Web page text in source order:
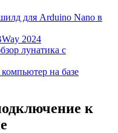
для Arduino Nano в
2024
лунатика с
на базе
к